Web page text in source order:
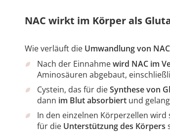
NAC wirkt im Körper als
Wie verläuft die Umwandlung von
Nach der Einnahmewird NAC im
Aminosäuren abgebaut,
Cystein, das für dieSynthese von
dann im Blut absorbiert und
In den einzelnen Körperzellen
für die Unterstützung des Körpers